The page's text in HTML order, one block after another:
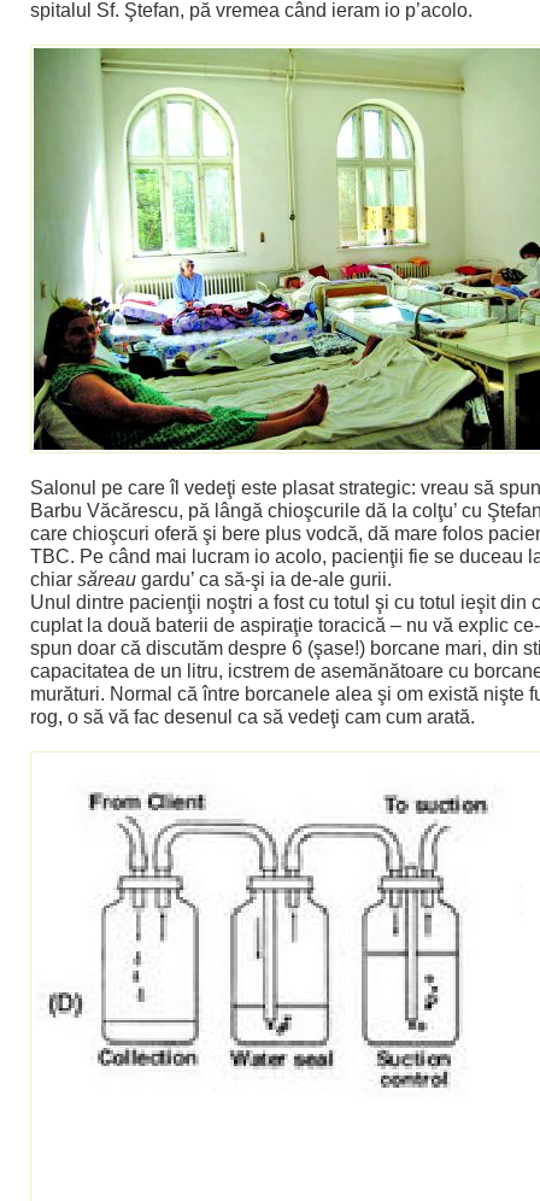
spitalul Sf. Ştefan, pă vremea când ieram io p’acolo.
Salonul pe care îl vedeţi este plasat strategic: vreau să
Barbu Văcărescu, pă lângă chioşcurile dă la colţu’ cu
care chioşcuri oferă şi bere plus vodcă, dă mare folos
TBC. Pe când mai lucram io acolo, pacienţii fie se duceau
chiar săreau gardu’ ca să-şi ia de-ale gurii.
Unul dintre pacienţii noştri a fost cu totul şi cu totul ieşit din
cuplat la două baterii de aspiraţie toracică – nu vă explic ce-
spun doar că discutăm despre 6 (şase!) borcane mari, din
capacitatea de un litru, icstrem de asemănătoare cu
murături. Normal că între borcanele alea şi om există nişte
rog, o să vă fac desenul ca să vedeţi cam cum arată.